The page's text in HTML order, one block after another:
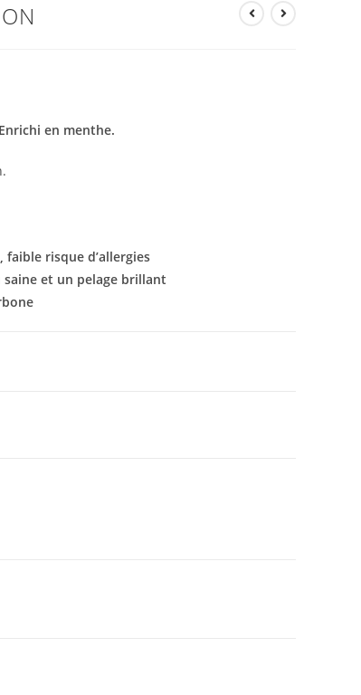
en menthe.
risque d’allergies
saine et un pelage brillant